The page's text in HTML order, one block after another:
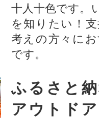
十人十色です。
を知りたい！
考えの方々に
です。
ふるさと
アウトド